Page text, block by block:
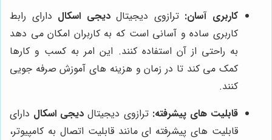
کاربری آسان: ترازوی دیجیتالدیجی اسکال دارای رابط
کاربری ساده و آسانی است که به کاربران امکان می دهد
به راحتی از آن استفاده کنند. این امر به کسب و کارها
کمک می کند تا در زمان و هزینه های آموزش صرفه جویی
کنند.
قابلیت های پیشرفته: ترازوی دیجیتال دیجی اسکال دارای
قابلیت های پیشرفته ای مانند قابلیت اتصال به کامپیوتر،